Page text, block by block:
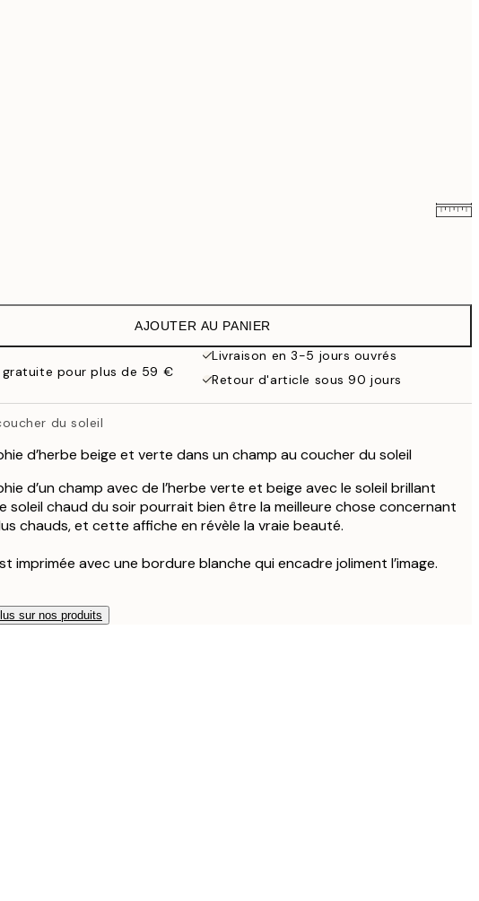
AJOUTER AU PANIER
Livraison en 3-5 jours ouvrés
gratuite pour plus de 59 €
Retour d'article sous 90 jours
du soleil
d’herbe beige et verte dans un champ au coucher du soleil
d’un champ avec de l’herbe verte et beige avec le soleil brillant
soleil chaud du soir pourrait bien être la meilleure chose concernant
chauds, et cette affiche en révèle la vraie beauté.
imprimée avec une bordure blanche qui encadre joliment l’image.
sur nos produits